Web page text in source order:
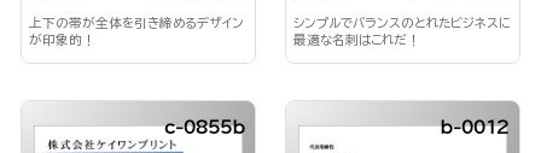
上下の帯が全体を引き締めるデザイン
が印象的！
シンプルでバランスのとれたビジネスに
最適な名刺はこれだ！
c-0855b b-0012